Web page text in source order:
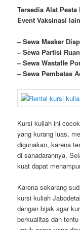
Tersedia Alat
Event Vaksinasi
– Sewa Masker
– Sewa Partisi
– Sewa Wastafle
– Sewa Pembatas
Kursi kuliah ini
yang kurang luas,
digunakan, karena
di sanadarannya.
kuat dapat
Karena sekarang
kursi kuliah
dengan bijak agar
berkualitas dan